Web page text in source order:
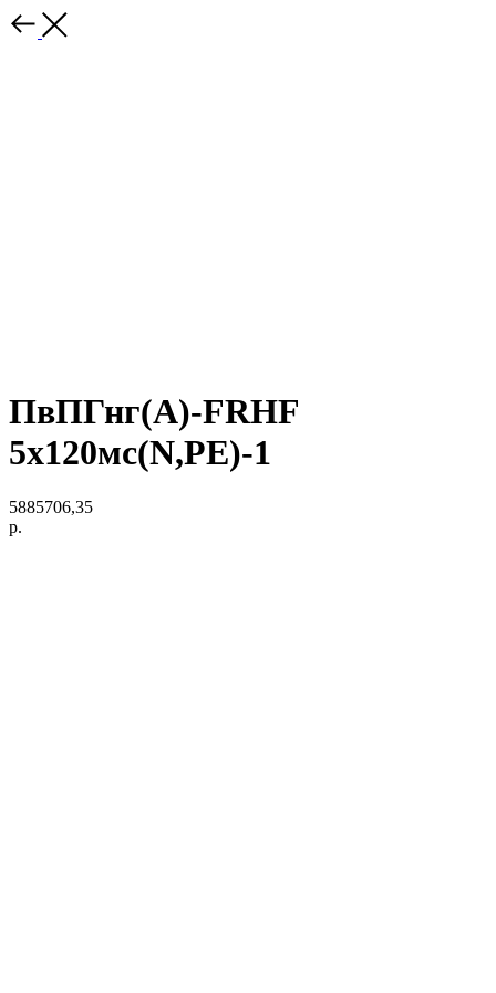
ПвПГнг(A)-FRHF
5х120мс(N,РЕ)-1
5885706,35
р.